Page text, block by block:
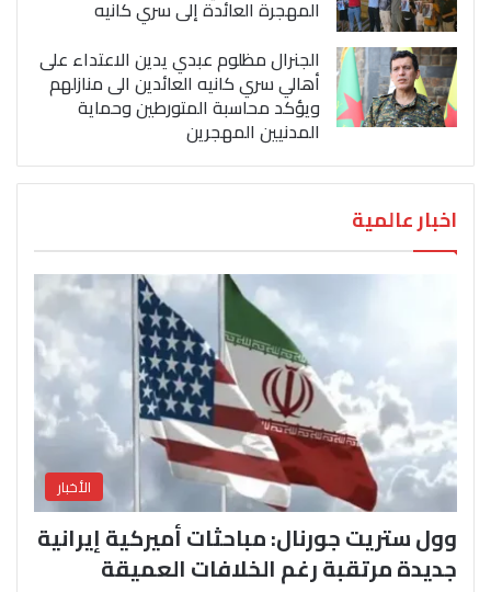
المهجرة العائدة إلى سري كانيه
الجنرال مظلوم عبدي يدين الاعتداء على
أهالي سري كانيه العائدين الى منازلهم
ويؤكد محاسبة المتورطين وحماية
المدنيين المهجرين
اخبار عالمية
الأخبار
وول ستريت جورنال: مباحثات أميركية إيرانية
جديدة مرتقبة رغم الخلافات العميقة